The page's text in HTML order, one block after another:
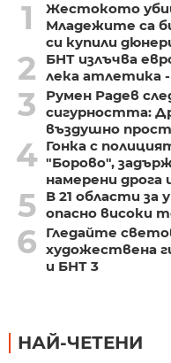
1
Жестокото
Младежите са
си купили
2
БНТ излъчва
лека атлетика
3
Румен Радев
сигурността:
въздушно
4 Гонка с
"Борово",
намерени дрога
5
В 21 области за
опасно високи
6
Гледайте
художествена
и БНТ 3
НАЙ-ЧЕТЕНИ